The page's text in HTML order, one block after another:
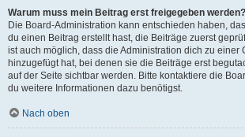
Warum muss mein Beitrag erst freigegeben werden?
Die Board-Administration kann entschieden haben,
du einen Beitrag erstellt hast, die Beiträge zuerst
ist auch möglich, dass die Administration dich zu einer
hinzugefügt hat, bei denen sie die Beiträge erst
auf der Seite sichtbar werden. Bitte kontaktiere die
du weitere Informationen dazu benötigst.
Nach oben